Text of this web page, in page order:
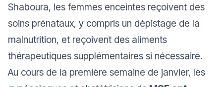
Shaboura, les femmes enceintes reçoivent des
soins prénataux, y compris un dépistage de la
malnutrition, et reçoivent des aliments
thérapeutiques supplémentaires si nécessaire.
Au cours de la première semaine de janvier, les